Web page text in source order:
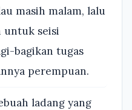
masih malam, lalu
untuk seisi
bagikan tugas
perempuan.
ladang yang